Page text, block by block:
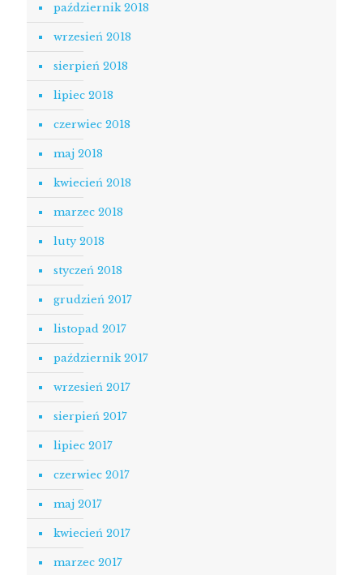
październik 2018
wrzesień 2018
sierpień 2018
lipiec 2018
czerwiec 2018
maj 2018
kwiecień 2018
marzec 2018
luty 2018
styczeń 2018
grudzień 2017
listopad 2017
październik 2017
wrzesień 2017
sierpień 2017
lipiec 2017
czerwiec 2017
maj 2017
kwiecień 2017
marzec 2017